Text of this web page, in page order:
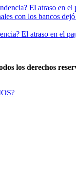
El atraso en el
los derechos